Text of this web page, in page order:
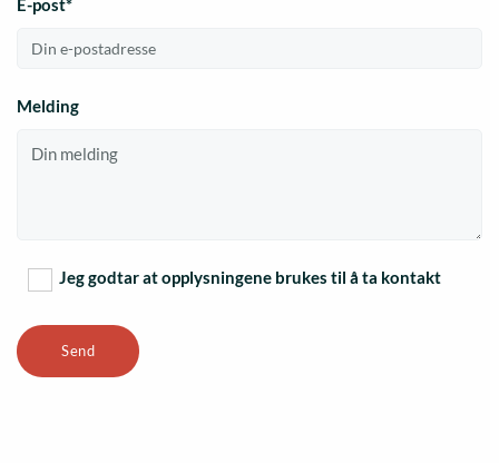
E-post*
Melding
Jeg godtar at opplysningene brukes til å ta kontakt